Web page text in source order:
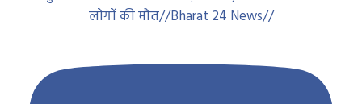
लोगों की मौत//Bharat 24 News//